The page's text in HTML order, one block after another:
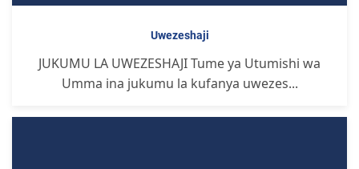
Uwezeshaji
JUKUMU LA UWEZESHAJI Tume ya Utumishi wa
Umma ina jukumu la kufanya uwezes...